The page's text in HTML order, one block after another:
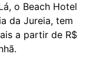
o Beach Hotel
da Jureia, tem
a partir de R$